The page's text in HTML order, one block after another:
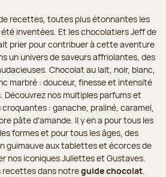
recettes, toutes plus étonnantes les
inventées. Et les chocolatiers Jeff de
prier pour contribuer à cette aventure
un univers de saveurs affriolantes, des
Chocolat au lait, noir, blanc,
marbré : douceur, finesse et intensité
Découvrez nos multiples parfums et
: ganache, praliné, caramel,
pâte d’amande. Il y en a pour tous les
formes et pour tous les âges, des
guimauve aux tablettes et écorces de
nos iconiques Juliettes et Gustaves.
recettes dans notreguide chocolat